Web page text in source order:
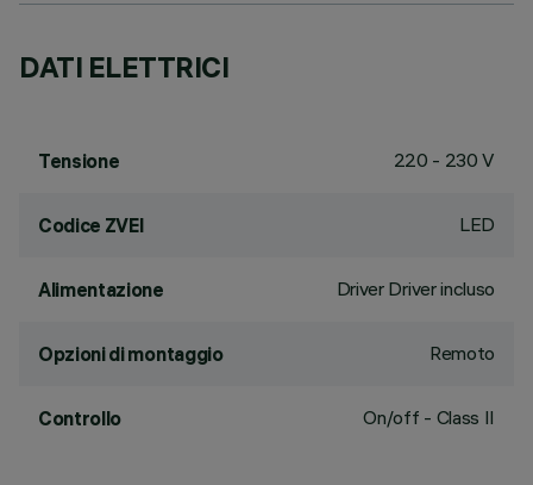
DATI ELETTRICI
Tensione 220 - 230 V
Codice ZVEI LED
Alimentazione Driver Driver incluso
Opzioni di montaggio Remoto
Controllo On/off - Class II